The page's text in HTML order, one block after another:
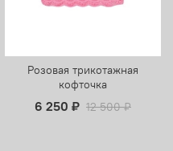
Розовая трикотажная
кофточка
6 250 ₽ 12 500 ₽